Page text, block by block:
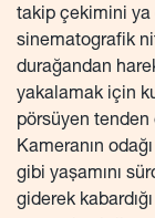
takip çekimini ya
sinematografik
durağandan
yakalamak için
pörsüyen
Kameranın
gibi yaşamını
giderek